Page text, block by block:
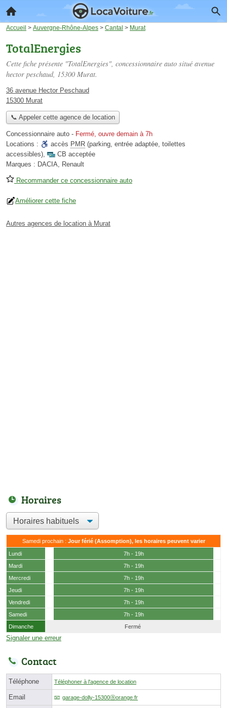
Accueil > Auvergne-Rhône-Alpes > Cantal > Murat
TotalEnergies
Cette fiche présente "TotalEnergies", concessionnaire auto situé avenue
hector peschaud, 15300 Murat.
36 avenue Hector Peschaud
15300 Murat
📞 Appeler cette agence de location
Concessionnaire auto - Fermé, ouvre demain à 7h
Locations :
accès PMR (parking, entrée adaptée, toilettes
accessibles),
CB acceptée
Marques : DACIA, Renault
Recommander ce concessionnaire auto
Améliorer cette fiche
Autres agences de location à Murat
Horaires
Samedi prochain : Jour férié (Assomption), les horaires peuvent varier
Lundi
7h - 19h
Mardi
7h - 19h
Mercredi
7h - 19h
Jeudi
7h - 19h
Vendredi
7h - 19h
Samedi
7h - 19h
Dimanche
Fermé
Signaler une erreur
Contact
Téléphone Téléphoner à l'agence de location
Email garage-dolly-15300ⓐorange.fr